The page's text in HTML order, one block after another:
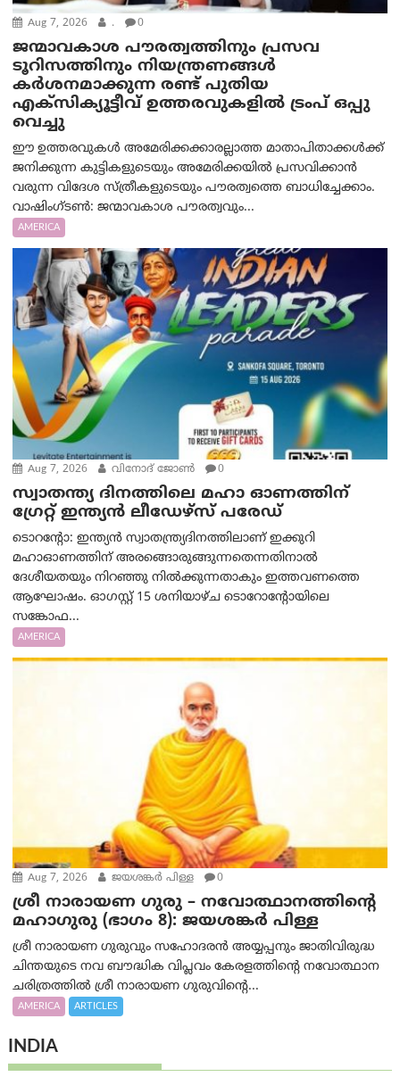
Aug 7, 2026 . 0
ജന്മാവകാശ പൗരത്വത്തിനും പ്രസവ
ടൂറിസത്തിനും നിയന്ത്രണങ്ങൾ
കർശനമാക്കുന്ന രണ്ട് പുതിയ
എക്സിക്യൂട്ടീവ് ഉത്തരവുകളിൽ ട്രംപ് ഒപ്പു
വെച്ചു
ഈ ഉത്തരവുകൾ അമേരിക്കക്കാരല്ലാത്ത മാതാപിതാക്കൾക്ക്
ജനിക്കുന്ന കുട്ടികളുടെയും അമേരിക്കയിൽ പ്രസവിക്കാൻ
വരുന്ന വിദേശ സ്ത്രീകളുടെയും പൗരത്വത്തെ ബാധിച്ചേക്കാം.
വാഷിംഗ്ടണ്‍: ജന്മാവകാശ പൗരത്വവും...
AMERICA
Aug 7, 2026 വിനോദ് ജോൺ 0
സ്വാതന്ത്യ ദിനത്തിലെ മഹാ ഓണത്തിന്
ഗ്രേറ്റ് ഇന്ത്യൻ ലീഡേഴ്സ് പരേഡ്
ടൊറന്റോ: ഇന്ത്യൻ സ്വാതന്ത്ര്യദിനത്തിലാണ് ഇക്കുറി
മഹാഓണത്തിന് അരങ്ങൊരുങ്ങുന്നതെന്നതിനാൽ
ദേശീയതയും നിറഞ്ഞു നിൽക്കുന്നതാകും ഇത്തവണത്തെ
ആഘോഷം. ഓഗസ്റ്റ് 15 ശനിയാഴ്ച ടൊറോന്റോയിലെ
സങ്കോഫ...
AMERICA
Aug 7, 2026 ജയശങ്കര്‍ പിള്ള 0
ശ്രീ നാരായണ ഗുരു – നവോത്ഥാനത്തിന്റെ
മഹാഗുരു (ഭാഗം 8): ജയശങ്കര്‍ പിള്ള
ശ്രീ നാരായണ ഗുരുവും സഹോദരൻ അയ്യപ്പനും ജാതിവിരുദ്ധ
ചിന്തയുടെ നവ ബൗദ്ധിക വിപ്ലവം കേരളത്തിന്റെ നവോത്ഥാന
ചരിത്രത്തിൽ ശ്രീ നാരായണ ഗുരുവിന്റെ...
AMERICA ARTICLES
INDIA